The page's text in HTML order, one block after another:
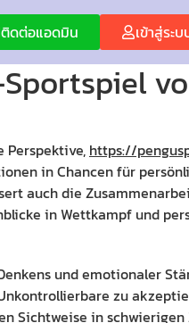
ติดต่อแอดมิน เข้าสู่ระบ
Perspektive, https://
in Chancen für
auch die
in Wettkampf und
und emotionaler
zu
Sichtweise in